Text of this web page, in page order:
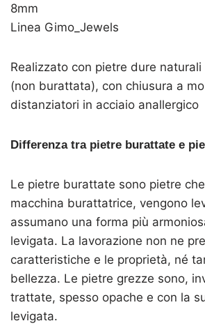
8mm
Linea Gimo_Jewels
Realizzato con pietre dure
(non burattata), con chiusura a
distanziatori in acciaio anallergico
Differenza tra pietre burattate e
Le pietre burattate sono pietre
macchina burattatrice, vengono
assumano una forma più
levigata. La lavorazione non ne
caratteristiche e le proprietà, né
bellezza. Le pietre grezze sono,
trattate, spesso opache e con la
levigata.